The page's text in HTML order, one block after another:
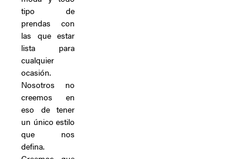
tipo de
prendas con
las que estar
lista para
cualquier
ocasión.
Nosotros no
creemos en
eso de tener
un único estilo
que nos
defina.